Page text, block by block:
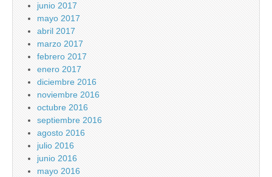
junio 2017
mayo 2017
abril 2017
marzo 2017
febrero 2017
enero 2017
diciembre 2016
noviembre 2016
octubre 2016
septiembre 2016
agosto 2016
julio 2016
junio 2016
mayo 2016